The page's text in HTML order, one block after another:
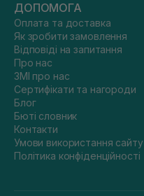
ДОПОМОГА
Оплата та доставка
Як зробити замовлення
Відповіді на запитання
Про нас
ЗМІ про нас
Сертифікати та нагороди
Блог
Бюті словник
Контакти
Умови використання сайту
Політика конфіденційності